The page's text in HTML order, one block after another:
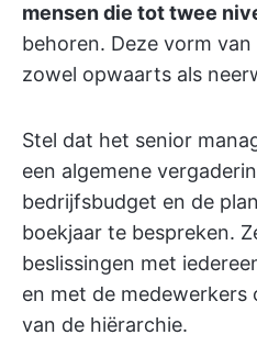
mensen die tot twee
behoren. Deze vorm
zowel opwaarts als
Stel dat het senior
een algemene
bedrijfsbudget en de
boekjaar te bespreken.
beslissingen met
en met de medewerkers
van de hiërarchie.